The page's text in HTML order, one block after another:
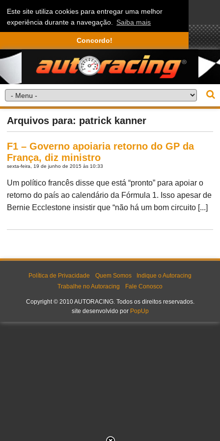
Este site utiliza cookies para entregar uma melhor
experiência durante a navegação. Saiba mais
Concordo!
Arquivos para: patrick kanner
F1 – Governo apoiaria retorno do GP da
França, diz ministro
sexta-feira, 19 de junho de 2015 às 10:33
Um político francês disse que está “pronto” para apoiar o
retorno do país ao calendário da Fórmula 1. Isso apesar de
Bernie Ecclestone insistir que “não há um bom circuito [...]
Política de Privacidade Quem Somos
Indique o Autoracing
Trabalhe no Autoracing
Fale Conosco
Copyright © 2010 AUTORACING. Todos os direitos reservados.
site desenvolvido por PopUp